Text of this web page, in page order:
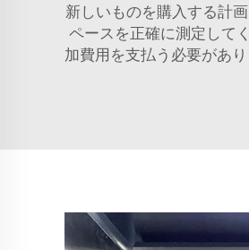
新しいものを購入する計
ペースを正確に測定して
加費用を支払う必要があ